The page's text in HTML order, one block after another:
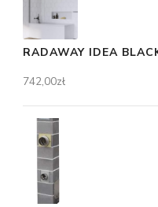
RADAWAY IDEA
742,00zł